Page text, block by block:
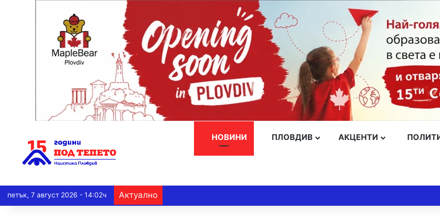
НОВИНИ ПЛОВДИВ АКЦЕНТИ
петък, 7 август 2026 - 14:02ч Актуално